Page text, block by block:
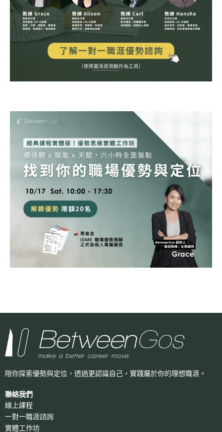
陪你探索優勢與定位，透過更認識自己， 實踐屬於你的理想職涯。
聯絡我們
線上課程
一對一職涯諮詢
實體工作坊